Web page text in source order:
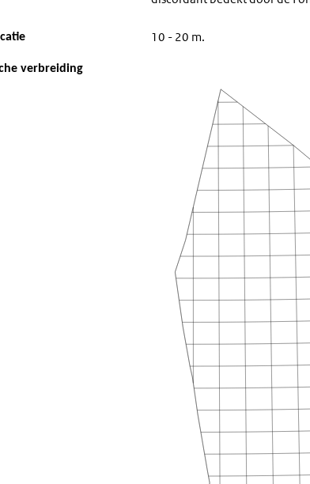
10 - 20 m.
verbreiding